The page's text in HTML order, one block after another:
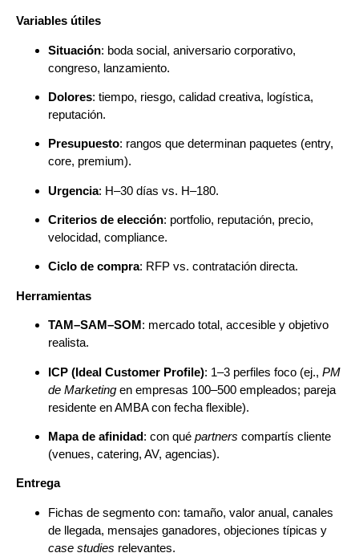
Variables útiles
Situación: boda social, aniversario corporativo,
congreso, lanzamiento.
Dolores: tiempo, riesgo, calidad creativa, logística,
reputación.
Presupuesto: rangos que determinan paquetes (entry,
core, premium).
Urgencia: H–30 días vs. H–180.
Criterios de elección: portfolio, reputación, precio,
velocidad, compliance.
Ciclo de compra: RFP vs. contratación directa.
Herramientas
TAM–SAM–SOM: mercado total, accesible y objetivo
realista.
ICP (Ideal Customer Profile): 1–3 perfiles foco (ej., PM
de Marketing en empresas 100–500 empleados; pareja
residente en AMBA con fecha flexible).
Mapa de afinidad: con qué partners compartís cliente
(venues, catering, AV, agencias).
Entrega
Fichas de segmento con: tamaño, valor anual, canales
de llegada, mensajes ganadores, objeciones típicas y
case studies relevantes.